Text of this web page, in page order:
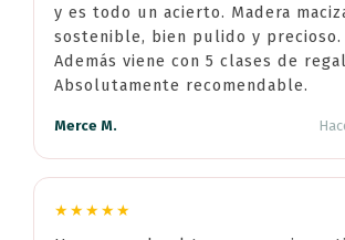
y es todo un acierto. Madera
sostenible, bien pulido y precioso.
Además viene con 5 clases de
Absolutamente recomendable.
Merce M.
★★★★★